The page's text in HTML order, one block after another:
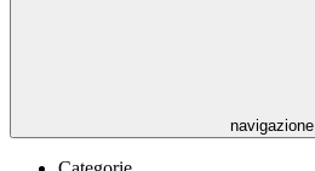
navigazione